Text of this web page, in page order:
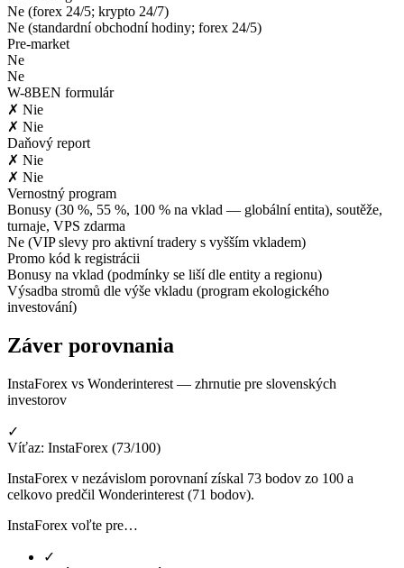
Ne (forex 24/5; krypto 24/7)
Ne (standardní obchodní hodiny; forex 24/5)
Pre-market
Ne
Ne
W-8BEN formulár
✗ Nie
✗ Nie
Daňový report
✗ Nie
✗ Nie
Vernostný program
Bonusy (30 %, 55 %, 100 % na vklad — globální entita), soutěže,
turnaje, VPS zdarma
Ne (VIP slevy pro aktivní tradery s vyšším vkladem)
Promo kód k registrácii
Bonusy na vklad (podmínky se liší dle entity a regionu)
Výsadba stromů dle výše vkladu (program ekologického
investování)
Záver porovnania
InstaForex vs Wonderinterest — zhrnutie pre slovenských
investorov
✓
Víťaz: InstaForex (73/100)
InstaForex v nezávislom porovnaní získal 73 bodov zo 100 a
celkovo predčil Wonderinterest (71 bodov).
InstaForex voľte pre…
✓